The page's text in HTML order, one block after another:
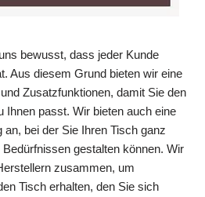
bewusst, dass jeder Kunde
Aus diesem Grund bieten wir eine
Zusatzfunktionen, damit Sie den
Ihnen passt. Wir bieten auch eine
bei der Sie Ihren Tisch ganz
gestalten können. Wir
zusammen, um
Tisch erhalten, den Sie sich